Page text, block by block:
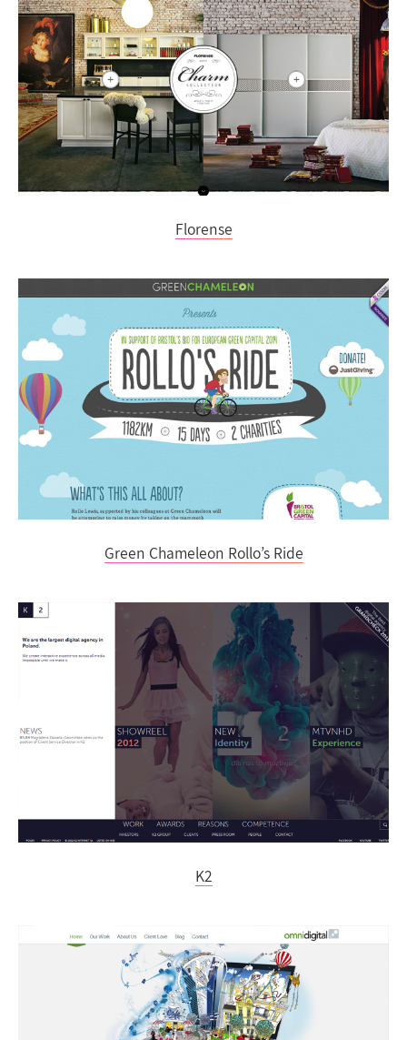
Florense
Green Chameleon Rollo’s Ride
K2